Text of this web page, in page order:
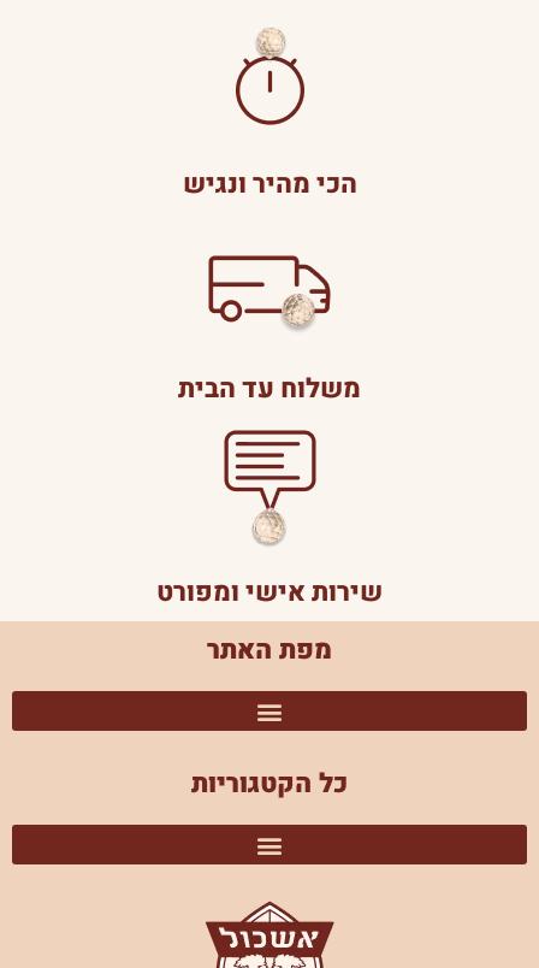
הכי מהיר ונגיש
משלוח עד הבית
שירות אישי ומפורט
מפת האתר
כל הקטגוריות